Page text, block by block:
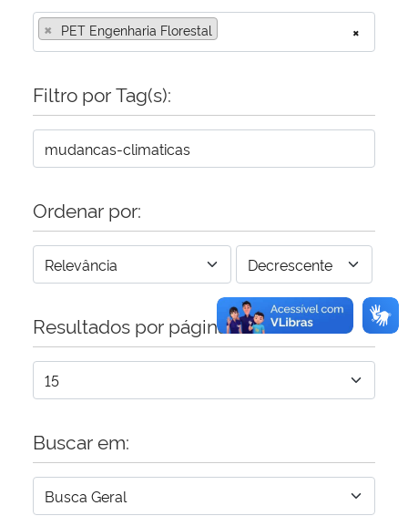
Controladoria-Geral da União
Secretaria-Geral
Secretaria de Governo
Gabinete de Segurança Institucional
Advocacia-Geral da União
Planalto
×
× PET Engenharia Florestal
Filtro por Tag(s):
Ordenar por:
Resultados por página:
Buscar em: